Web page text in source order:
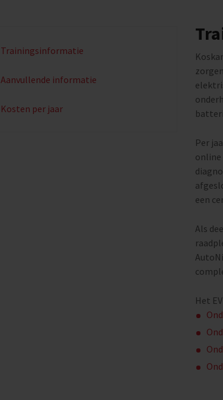
Trainingsinformatie
Aanvullende informatie
Kosten per jaar
Per
online
een
Als
Het